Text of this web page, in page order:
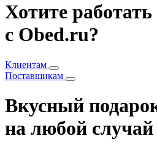
Хотите работать
с Obed.ru?
Клиентам
Поставщикам
Вкусный
на любой случай